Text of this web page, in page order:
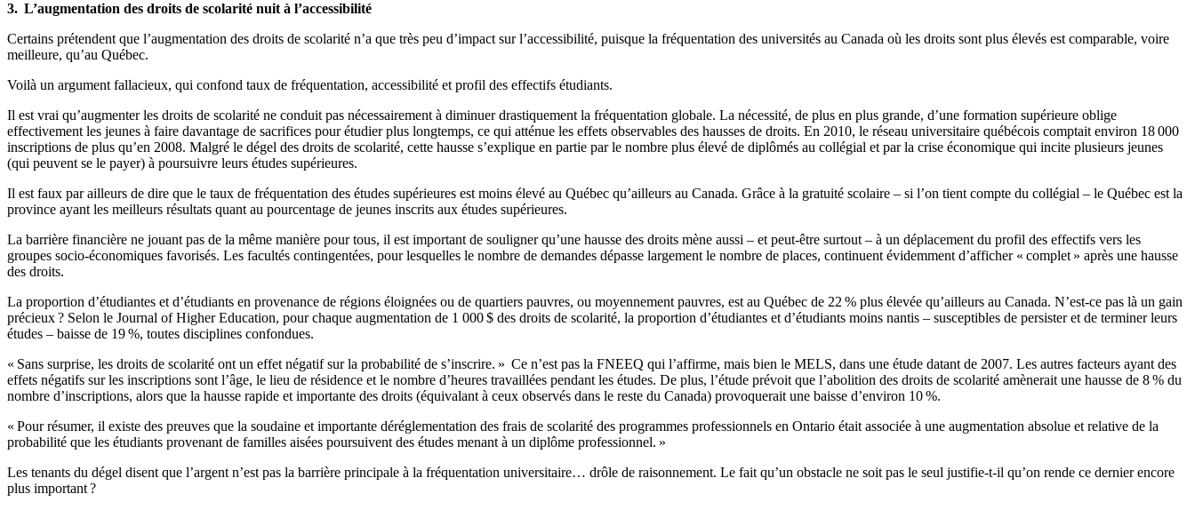
3. L’augmentation des droits de scolarité nuit à l’accessibilité
Certains prétendent que l’augmentation des droits de scolarité n’a que très peu d’impact sur l’accessibilité, puisque la fréquentation des universités au Canada où les droits sont plus élevés est comparable, voire
meilleure, qu’au Québec.
Voilà un argument fallacieux, qui confond taux de fréquentation, accessibilité et profil des effectifs étudiants.
Il est vrai qu’augmenter les droits de scolarité ne conduit pas nécessairement à diminuer drastiquement la fréquentation globale. La nécessité, de plus en plus grande, d’une formation supérieure oblige
effectivement les jeunes à faire davantage de sacrifices pour étudier plus longtemps, ce qui atténue les effets observables des hausses de droits. En 2010, le réseau universitaire québécois comptait environ 18 000
inscriptions de plus qu’en 2008. Malgré le dégel des droits de scolarité, cette hausse s’explique en partie par le nombre plus élevé de diplômés au collégial et par la crise économique qui incite plusieurs jeunes
(qui peuvent se le payer) à poursuivre leurs études supérieures.
Il est faux par ailleurs de dire que le taux de fréquentation des études supérieures est moins élevé au Québec qu’ailleurs au Canada. Grâce à la gratuité scolaire – si l’on tient compte du collégial – le Québec est la
province ayant les meilleurs résultats quant au pourcentage de jeunes inscrits aux études supérieures.
La barrière financière ne jouant pas de la même manière pour tous, il est important de souligner qu’une hausse des droits mène aussi – et peut-être surtout – à un déplacement du profil des effectifs vers les
groupes socio-économiques favorisés. Les facultés contingentées, pour lesquelles le nombre de demandes dépasse largement le nombre de places, continuent évidemment d’afficher « complet » après une hausse
des droits.
La proportion d’étudiantes et d’étudiants en provenance de régions éloignées ou de quartiers pauvres, ou moyennement pauvres, est au Québec de 22 % plus élevée qu’ailleurs au Canada. N’est-ce pas là un gain
précieux ? Selon le Journal of Higher Education, pour chaque augmentation de 1 000 $ des droits de scolarité, la proportion d’étudiantes et d’étudiants moins nantis – susceptibles de persister et de terminer leurs
études – baisse de 19 %, toutes disciplines confondues.
« Sans surprise, les droits de scolarité ont un effet négatif sur la probabilité de s’inscrire. » Ce n’est pas la FNEEQ qui l’affirme, mais bien le MELS, dans une étude datant de 2007. Les autres facteurs ayant des
effets négatifs sur les inscriptions sont l’âge, le lieu de résidence et le nombre d’heures travaillées pendant les études. De plus, l’étude prévoit que l’abolition des droits de scolarité amènerait une hausse de 8 % du
nombre d’inscriptions, alors que la hausse rapide et importante des droits (équivalant à ceux observés dans le reste du Canada) provoquerait une baisse d’environ 10 %.
« Pour résumer, il existe des preuves que la soudaine et importante déréglementation des frais de scolarité des programmes professionnels en Ontario était associée à une augmentation absolue et relative de la
probabilité que les étudiants provenant de familles aisées poursuivent des études menant à un diplôme professionnel. »
Les tenants du dégel disent que l’argent n’est pas la barrière principale à la fréquentation universitaire… drôle de raisonnement. Le fait qu’un obstacle ne soit pas le seul justifie-t-il qu’on rende ce dernier encore
plus important ?